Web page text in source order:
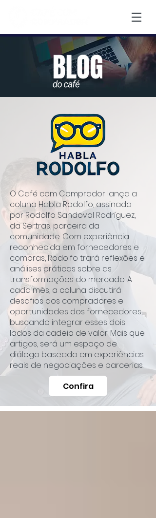
O Café com Comprador lança a
coluna Habla Rodolfo, assinada
por Rodolfo Sandoval Rodríguez,
da Sertras, parceira da
comunidade. Com experiência
reconhecida em fornecedores e
compras, Rodolfo trará reflexões e
análises práticas sobre as
transformações do mercado. A
cada mês, a coluna discutirá
desafios dos compradores e
oportunidades dos fornecedores,
buscando integrar esses dois
lados da cadeia de valor. Mais que
artigos, será um espaço de
diálogo baseado em experiências
reais de negociações e parcerias.
Confira